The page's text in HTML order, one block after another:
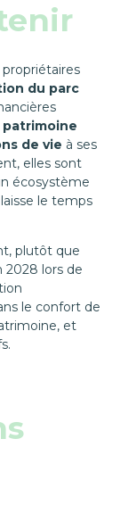
du parc
patrimoine
de vie à ses
elles sont
écosystème
le temps
plutôt que
2028 lors de
le confort de
et